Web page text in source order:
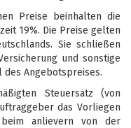
Preise beinhalten die
19%. Die Preise gelten
Sie schließen
und sonstige
des Angebotspreises.
Steuersatz (von
das Vorliegen
beim anlievern von der